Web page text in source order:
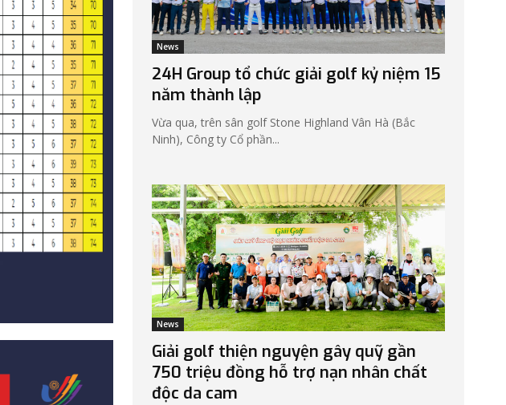
News
24H Group tổ chức giải golf kỷ niệm 15
năm thành lập
Vừa qua, trên sân golf Stone Highland Vân Hà (Bắc
Ninh), Công ty Cổ phần...
News
Giải golf thiện nguyện gây quỹ gần
750 triệu đồng hỗ trợ nạn nhân chất
độc da cam